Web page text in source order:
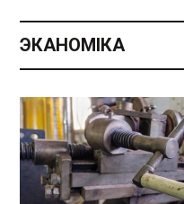
ЭКАНОМІКА